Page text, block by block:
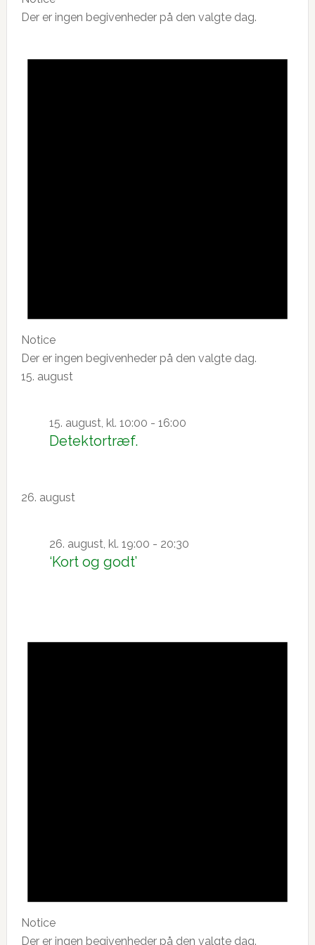
Der er ingen begivenheder på den valgte dag.
Notice
Der er ingen begivenheder på den valgte dag.
15. august
15. august, kl. 10:00 - 16:00
Detektortræf.
26. august
26. august, kl. 19:00 - 20:30
‘Kort og godt’
Notice
Der er ingen begivenheder på den valgte dag.